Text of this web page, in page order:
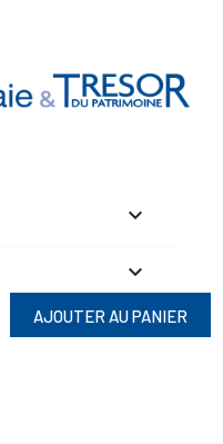
AJOUTER AU PANIER


